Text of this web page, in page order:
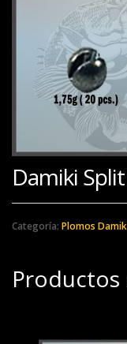
Damiki
Categoría: Plomos